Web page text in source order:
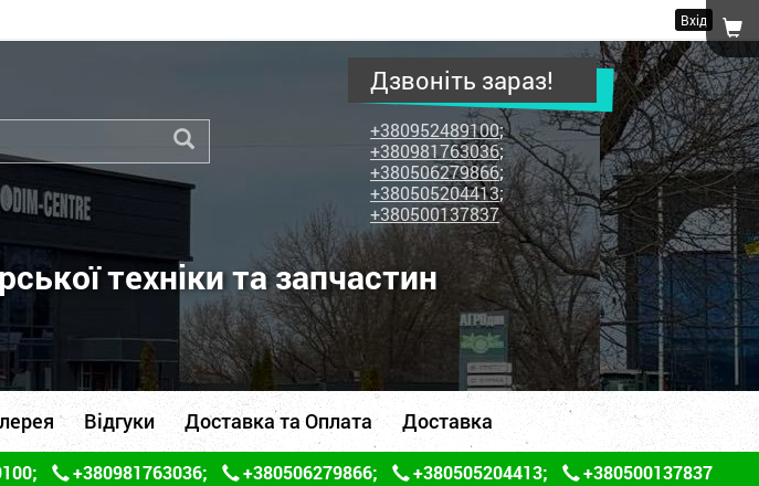
Вхід
Дзвоніть зараз!
+380952489100;
+380981763036;
+380506279866;
+380505204413;
+380500137837
техніки та запчастин
Відгуки Доставка та Оплата Доставка
; +380981763036; +380506279866; +380505204413; +380500137837